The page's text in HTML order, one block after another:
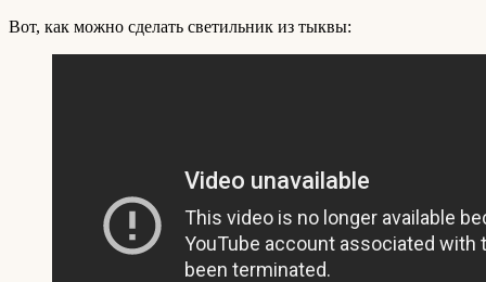
Вот, как можно сделать светильник из тыквы: